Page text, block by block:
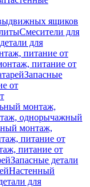
ящиков
Смесители для
для
питание от
питание от
Запасные
от
монтаж,
однорычажный
монтаж,
питание от
питание от
Запасные детали
Настенный
для